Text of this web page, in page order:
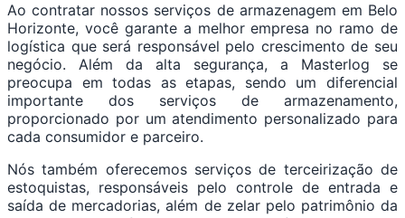
Ao contratar nossos serviços de armazenagem em Belo
Horizonte, você garante a melhor empresa no ramo de
logística que será responsável pelo crescimento de seu
negócio. Além da alta segurança, a Masterlog se
preocupa em todas as etapas, sendo um diferencial
importante dos serviços de armazenamento,
proporcionado por um atendimento personalizado para
cada consumidor e parceiro.
Nós também oferecemos serviços de terceirização de
estoquistas, responsáveis pelo controle de entrada e
saída de mercadorias, além de zelar pelo patrimônio da